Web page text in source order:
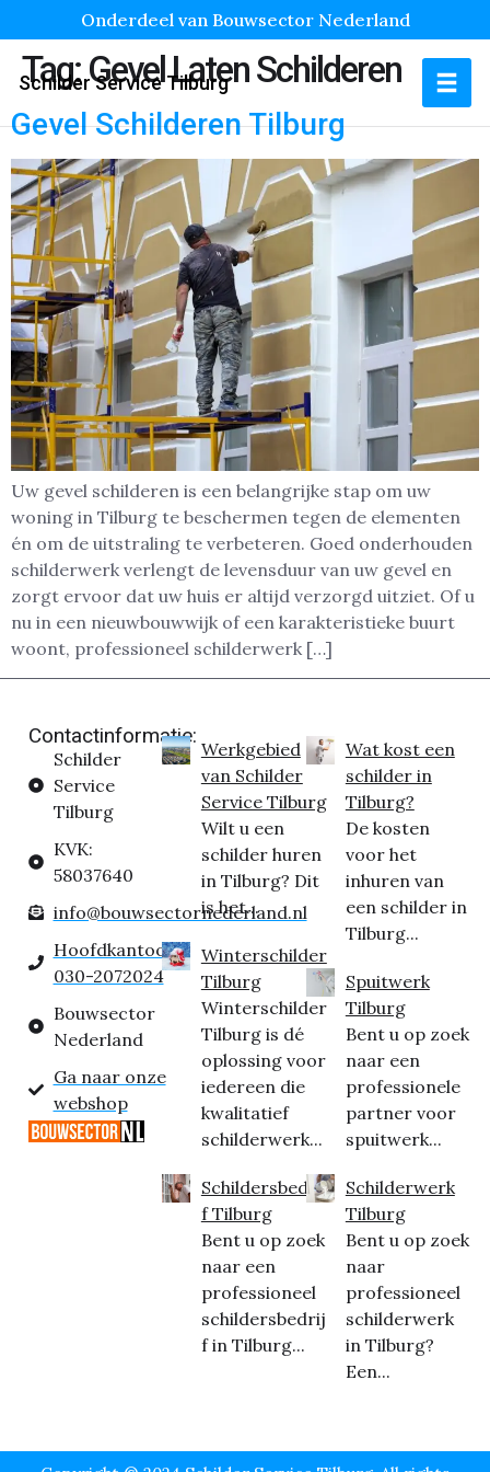
Onderdeel van Bouwsector Nederland
Schilder Service Tilburg
Tag:Gevel Laten Schilderen
Gevel Schilderen Tilburg
Uw gevel schilderen is een belangrijke stap om uw
woning in Tilburg te beschermen tegen de elementen
én om de uitstraling te verbeteren. Goed onderhouden
schilderwerk verlengt de levensduur van uw gevel en
zorgt ervoor dat uw huis er altijd verzorgd uitziet. Of u
nu in een nieuwbouwwijk of een karakteristieke buurt
woont, professioneel schilderwerk […]
Contactinformatie:
Schilder
Service
Tilburg
KVK:
58037640
info@bouwsectornederland.nl
Hoofdkantoor:
030-2072024
Bouwsector
Nederland
Ga naar onze
webshop
Werkgebied
van Schilder
Service Tilburg
Wilt u een
schilder huren
in Tilburg? Dit
is het...
Winterschilder
Tilburg
Winterschilder
Tilburg is dé
oplossing voor
iedereen die
kwalitatief
schilderwerk...
Schildersbedrij
f Tilburg
Bent u op zoek
naar een
professioneel
schildersbedrij
f in Tilburg...
Wat kost een
schilder in
Tilburg?
De kosten
voor het
inhuren van
een schilder in
Tilburg...
Spuitwerk
Tilburg
Bent u op zoek
naar een
professionele
partner voor
spuitwerk...
Schilderwerk
Tilburg
Bent u op zoek
naar
professioneel
schilderwerk
in Tilburg?
Een...